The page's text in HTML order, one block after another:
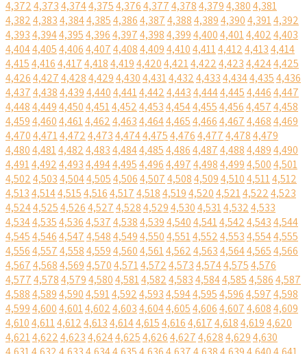
4,3724,3734,3744,3754,3764,3774,3784,3794,3804,381
4,3824,3834,3844,3854,3864,3874,3884,3894,3904,3914,392
4,3934,3944,3954,3964,3974,3984,3994,4004,4014,4024,403
4,4044,4054,4064,4074,4084,4094,4104,4114,4124,4134,414
4,4154,4164,4174,4184,4194,4204,4214,4224,4234,4244,425
4,4264,4274,4284,4294,4304,4314,4324,4334,4344,4354,436
4,4374,4384,4394,4404,4414,4424,4434,4444,4454,4464,447
4,4484,4494,4504,4514,4524,4534,4544,4554,4564,4574,458
4,4594,4604,4614,4624,4634,4644,4654,4664,4674,4684,469
4,4704,4714,4724,4734,4744,4754,4764,4774,4784,479
4,4804,4814,4824,4834,4844,4854,4864,4874,4884,4894,490
4,4914,4924,4934,4944,4954,4964,4974,4984,4994,5004,501
4,5024,5034,5044,5054,5064,5074,5084,5094,5104,5114,512
4,5134,5144,5154,5164,5174,5184,5194,5204,5214,5224,523
4,5244,5254,5264,5274,5284,5294,5304,5314,5324,533
4,5344,5354,5364,5374,5384,5394,5404,5414,5424,5434,544
4,5454,5464,5474,5484,5494,5504,5514,5524,5534,5544,555
4,5564,5574,5584,5594,5604,5614,5624,5634,5644,5654,566
4,5674,5684,5694,5704,5714,5724,5734,5744,5754,576
4,5774,5784,5794,5804,5814,5824,5834,5844,5854,5864,587
4,5884,5894,5904,5914,5924,5934,5944,5954,5964,5974,598
4,5994,6004,6014,6024,6034,6044,6054,6064,6074,6084,609
4,6104,6114,6124,6134,6144,6154,6164,6174,6184,6194,620
4,6214,6224,6234,6244,6254,6264,6274,6284,6294,630